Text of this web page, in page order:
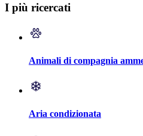
I più ricercati
Animali di compagnia
Aria condizionata